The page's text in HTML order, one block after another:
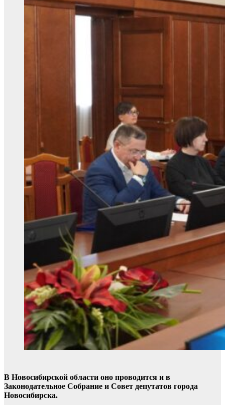
В Новосибирской области оно проводится и в
Законодательное Собрание и Совет депутатов города
Новосибирска.